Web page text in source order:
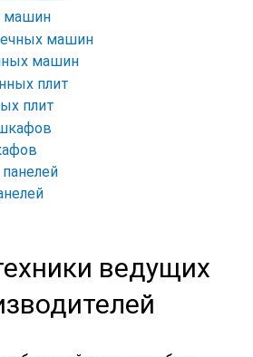
машин
машин
плит
ведущих